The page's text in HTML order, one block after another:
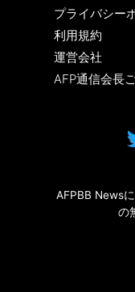
プライバシー
利用規約
運営会社
AFP通信会長
AFPBB News
の